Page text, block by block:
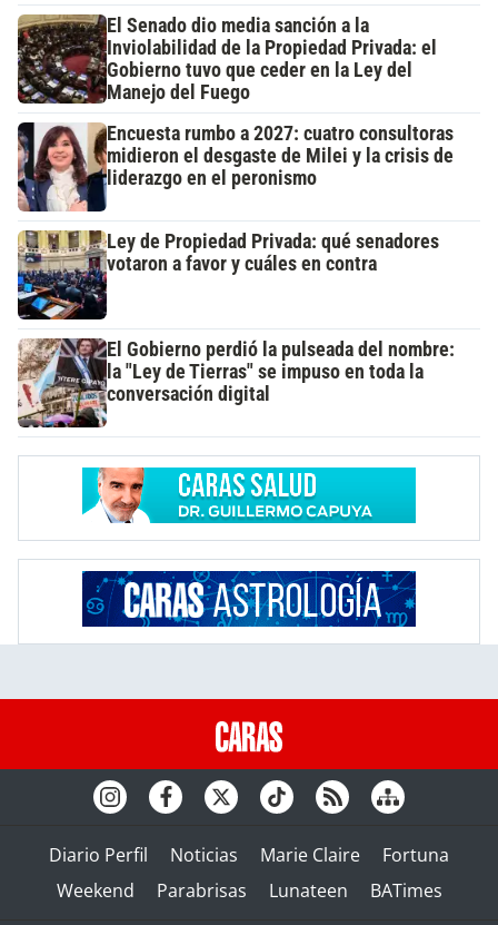
El Senado dio media sanción a la
Inviolabilidad de la Propiedad Privada: el
Gobierno tuvo que ceder en la Ley del
Manejo del Fuego
Encuesta rumbo a 2027: cuatro consultoras
midieron el desgaste de Milei y la crisis de
liderazgo en el peronismo
Ley de Propiedad Privada: qué senadores
votaron a favor y cuáles en contra
El Gobierno perdió la pulseada del nombre:
la "Ley de Tierras" se impuso en toda la
conversación digital
Diario Perfil Noticias Marie Claire
Fortuna
Weekend
Parabrisas Lunateen BATimes